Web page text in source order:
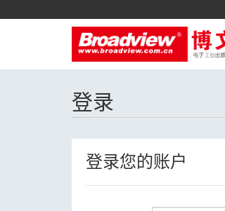
登录
登录您的账户